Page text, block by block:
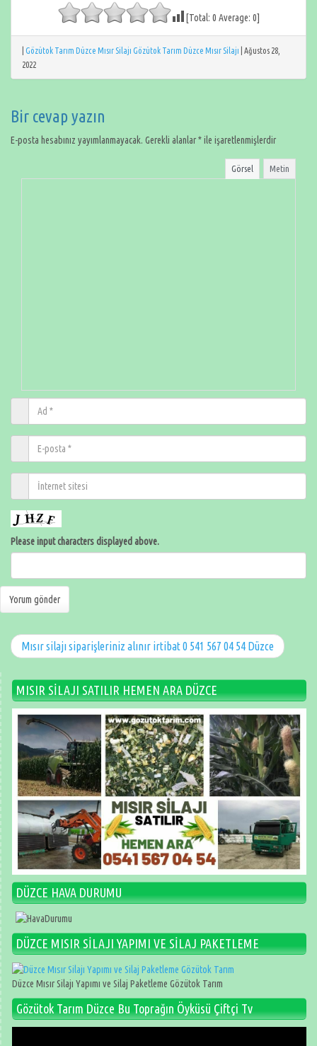
[Total: 0 Average: 0]
Gözütok Tarım Düzce Mısır Silajı Gözütok Tarım Düzce Mısır Silajı
Ağustos 28,
2022
Bir cevap yazın
E-posta hesabınız yayımlanmayacak. Gerekli alanlar*ile işaretlenmişlerdir
Görsel Metin
Please input characters displayed above.
Mısır silajı siparişleriniz alınır irtibat 0 541 567 04 54 Düzce
MISIR SİLAJI SATILIR HEMEN ARA DÜZCE
DÜZCE HAVA DURUMU
DÜZCE MISIR SİLAJI YAPIMI VE SİLAJ PAKETLEME
Düzce Mısır Silajı Yapımı ve Silaj Paketleme Gözütok Tarım
Gözütok Tarım Düzce Bu Toprağın Öyküsü Çiftçi Tv